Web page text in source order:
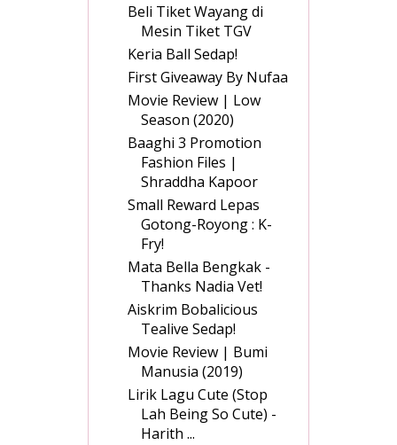
Beli Tiket Wayang di
Mesin Tiket TGV
Keria Ball Sedap!
First Giveaway By Nufaa
Movie Review | Low
Season (2020)
Baaghi 3 Promotion
Fashion Files |
Shraddha Kapoor
Small Reward Lepas
Gotong-Royong : K-
Fry!
Mata Bella Bengkak -
Thanks Nadia Vet!
Aiskrim Bobalicious
Tealive Sedap!
Movie Review | Bumi
Manusia (2019)
Lirik Lagu Cute (Stop
Lah Being So Cute) -
Harith ...